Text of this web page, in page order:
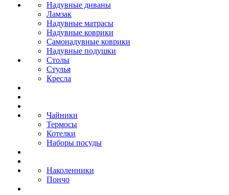
Надувные диваны
Ламзак
Надувные матрасы
Надувные коврики
Самонадувные коврики
Надувные подушки
Столы
Стулья
Кресла
Чайники
Термосы
Котелки
Наборы посуды
Наколенники
Пончо